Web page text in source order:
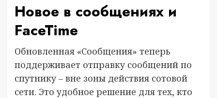
Новое в сообщениях и
FaceTime
Обновленная «Сообщения» теперь
поддерживает отправку сообщений по
спутнику – вне зоны действия сотовой
сети. Это удобное решение для тех, кто